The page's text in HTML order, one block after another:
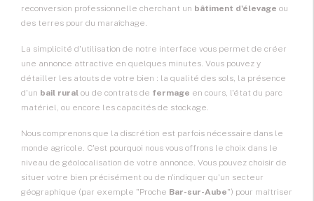
reconversion professionnelle cherchant un bâtiment d'élevage ou
des terres pour du maraîchage.
La simplicité d'utilisation de notre interface vous permet de créer
une annonce attractive en quelques minutes. Vous pouvez y
détailler les atouts de votre bien : la qualité des sols, la présence
d'un bail rural ou de contrats de fermage en cours, l'état du parc
matériel, ou encore les capacités de stockage.
Nous comprenons que la discrétion est parfois nécessaire dans le
monde agricole. C'est pourquoi nous vous offrons le choix dans le
niveau de géolocalisation de votre annonce. Vous pouvez choisir de
situer votre bien précisément ou de n'indiquer qu'un secteur
géographique (par exemple "Proche Bar-sur-Aube") pour maîtriser